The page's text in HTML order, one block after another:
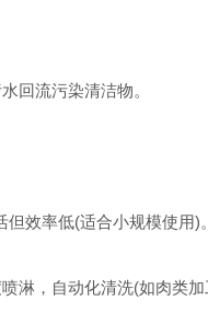
流污染清洁物。
效率低(适合小规模使用)
，自动化清洗(如肉类加